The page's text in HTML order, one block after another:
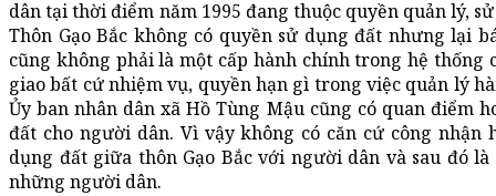
dân tại thời điểm năm 1995 đang thuộc quyền quản lý,
Thôn Gạo Bắc không có quyền sử dụng đất nhưng lại
cũng không phải là một cấp hành chính trong hệ
giao bất cứ nhiệm vụ, quyền hạn gì trong việc quản lý
Ủy ban nhân dân xã Hồ Tùng Mậu cũng có quan điểm
đất cho người dân. Vì vậy không có căn cứ công
dụng đất giữa thôn Gạo Bắc với người dân và sau đó
những người dân.